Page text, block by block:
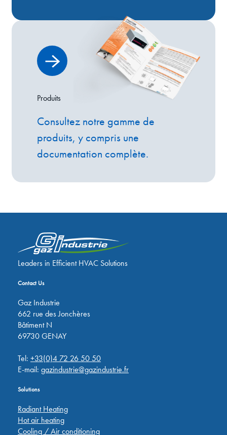
Produits
Consultez notre gamme de
produits, y compris une
documentation complète.
Leaders in Efficient HVAC Solutions
Contact Us
Gaz Industrie
662 rue des Jonchères
Bâtiment N
69730 GENAY
Tel: +33(0)4 72 26 50 50
E-mail: gazindustrie@gazindustrie.fr
Solutions
Radiant Heating
Hot air heating
Cooling / Air conditioning